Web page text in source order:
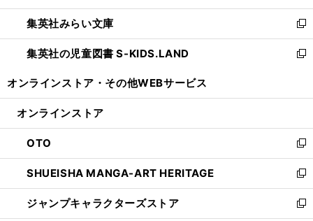
開
く
ウ
で
開
く
ン
ド
ウ
で
ウ
ィ
ン
ド
開
集英社みらい文庫
新
し
い
ン
ウ
で
開
く
集英社の児童図書 S-KIDS.LAND
新
ウ
ン
ド
ウ
で
開
く
オンラインストア・ その他WEBサービス
オンラインストア
OTO
新
し
い
ウ
ィ
SHUEISHA MANGA-ART HERITAGE
新
し
い
ジャンプキャラクターズストア
新